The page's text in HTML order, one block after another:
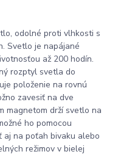
odolné proti vlhkosti s
Svetlo je napájané
až 200 hodín.
rozptyl svetla do
položenie na rovnú
zavesiť na dve
magnetom drží svetlo na
ho pomocou
aj na poťah bivaku alebo
režimov v bielej